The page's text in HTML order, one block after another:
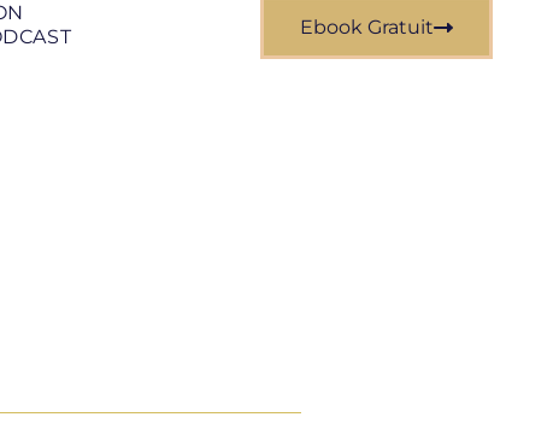
Ebook Gratuit